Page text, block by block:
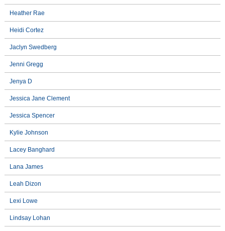
Heather Rae
Heidi Cortez
Jaclyn Swedberg
Jenni Gregg
Jenya D
Jessica Jane Clement
Jessica Spencer
Kylie Johnson
Lacey Banghard
Lana James
Leah Dizon
Lexi Lowe
Lindsay Lohan